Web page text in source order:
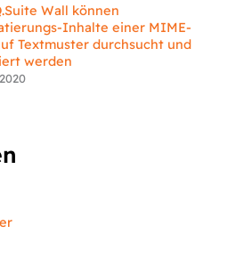
Wall können
Inhalte einer MIME-
Textmuster durchsucht und
werden